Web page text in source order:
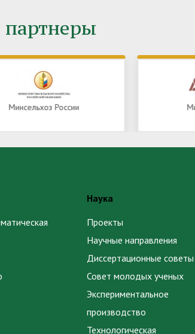
Минсельхоз России
Наука
Проекты
Научные направления
Диссертационные советы
Совет молодых ученых
Экспериментальное
производство
Технологическая